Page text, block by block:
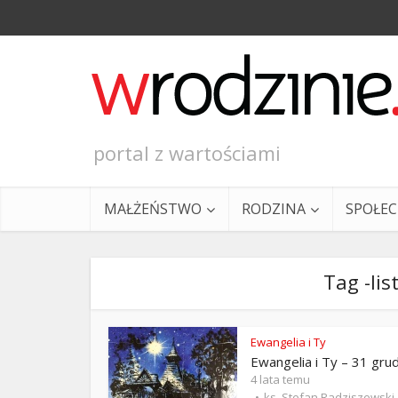
portal z wartościami
MAŁŻEŃSTWO RODZINA
Tag -
Ewangelia i Ty
Ewangelia i Ty – 31
4 lata temu